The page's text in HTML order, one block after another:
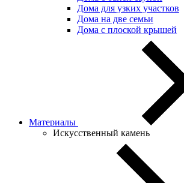
Дома для узких участков
Дома на две семьи
Дома с плоской крышей
Материалы
Искусственный камень